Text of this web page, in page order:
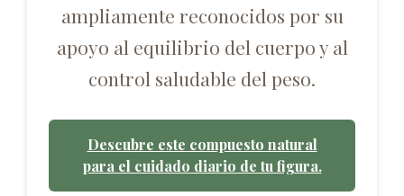
ampliamente reconocidos por su
apoyo al equilibrio del cuerpo y al
control saludable del peso.
Descubre este compuesto natural
para el cuidado diario de tu figura.